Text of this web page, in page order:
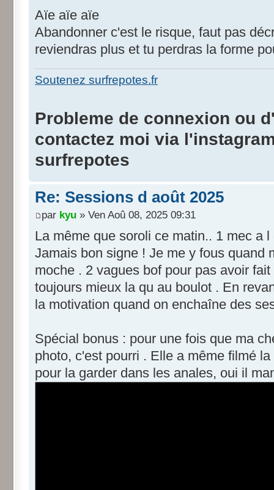
Aïe aïe aïe
Abandonner c'est le risque, faut pas
reviendras plus et tu perdras la forme
Soutenez surfrepotes.fr
Probleme de connexion ou
contactez moi via
surfrepotes
Re: Sessions d août 2025
par kyu » Ven Aoû 08, 2025 09:31
La même que soroli ce matin.. 1 mec a
Jamais bon signe ! Je me y fous quand
moche . 2 vagues bof pour pas avoir
toujours mieux la qu au boulot . En
la motivation quand on enchaîne des
Spécial bonus : pour une fois que ma
photo, c'est pourri . Elle a même filmé
pour la garder dans les anales, oui il